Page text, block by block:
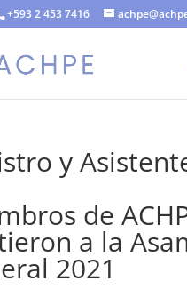
+593 2 453 7416
y
de
a la
2021